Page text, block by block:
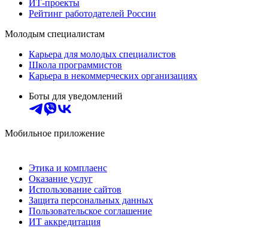
ИТ-проекты
Рейтинг работодателей России
Молодым специалистам
Карьера для молодых специалистов
Школа программистов
Карьера в некоммерческих организациях
Боты для уведомлений
Мобильное приложение
Этика и комплаенс
Оказание услуг
Использование сайтов
Защита персональных данных
Пользовательское соглашение
ИТ аккредитация